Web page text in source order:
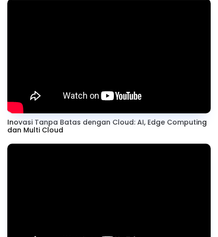
Inovasi Tanpa Batas dengan Cloud: AI, Edge Computing
dan Multi Cloud